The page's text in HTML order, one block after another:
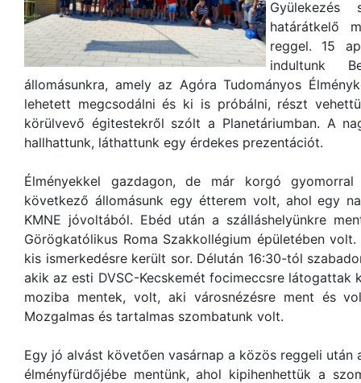
Gyülekezés
határátkelő
reggel. 15
indultunk
állomásunkra, amely az Agóra Tudományos
lehetett megcsodálni és ki is próbálni, részt
körülvevő égitestekről szólt a Planetáriumban. A
hallhattunk, láthattunk egy érdekes prezentációt.
Élményekkel gazdagon, de már korgó
következő állomásunk egy étterem volt, ahol egy
KMNE jóvoltából. Ebéd után a szálláshelyünkre
Görögkatólikus Roma Szakkollégium épületében
kis ismerkedésre került sor. Délután 16:30-tól
akik az esti DVSC-Kecskemét focimeccsre látogattak
moziba mentek, volt, aki városnézésre ment és
Mozgalmas és tartalmas szombatunk volt.
Egy jó alvást követően vasárnap a közös reggeli után
élményfürdőjébe mentünk, ahol kipihenhettük a